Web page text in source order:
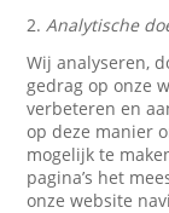
2.Analytische
Wij analyseren,
gedrag op onze
verbeteren en
op deze manier
mogelijk te
pagina’s het
onze website